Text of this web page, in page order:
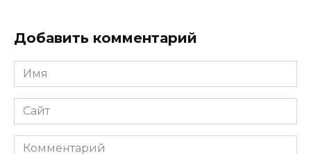
Добавить комментарий
Имя
*
Сайт
Комментарий